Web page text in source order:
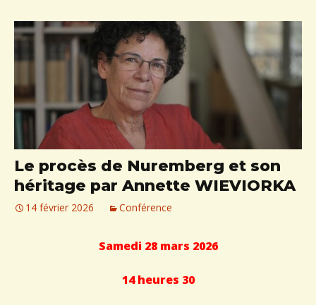
Le procès de Nuremberg et son
héritage par Annette WIEVIORKA
14 février 2026 Conférence
Samedi 28 mars 2026
14 heures 30